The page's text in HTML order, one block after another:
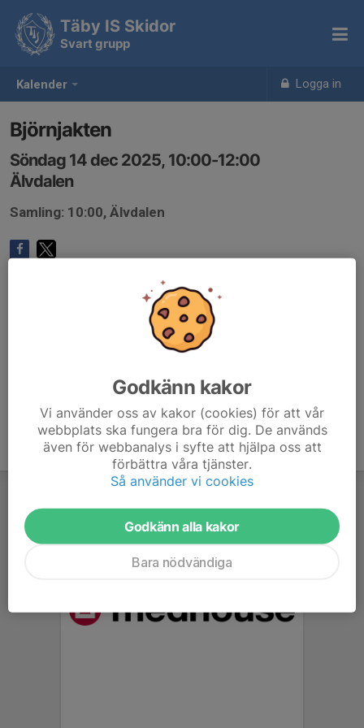
Kalender Logga in
Täby IS Skidor
Svart grupp
Björnjakten
Söndag 14 dec 2025, 10:00-12:00
Älvdalen
Samling: 10:00, Älvdalen
Godkänn kakor
Vi använder oss av kakor (cookies) för att vår
webbplats ska fungera bra för dig. De används
även för webbanalys i syfte att hjälpa oss att
förbättra våra tjänster.
Så använder vi cookies
Godkänn alla kakor
Bara nödvändiga